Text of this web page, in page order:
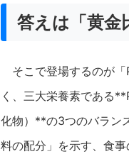
答えは「黄金
そこで登場するのが
く、三大栄養素である
化物）**の3つのバラン
料の配分」を示す、食事